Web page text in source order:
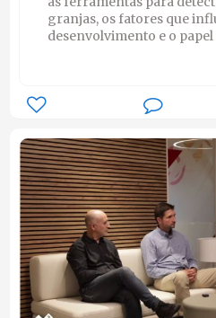
granjas, os fatores que
desenvolvimento e o papel